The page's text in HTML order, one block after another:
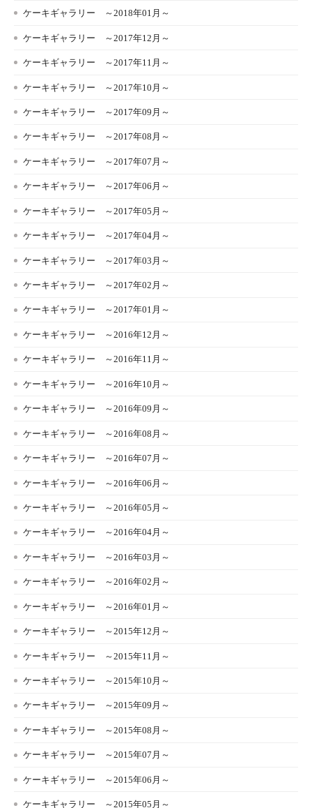
ケーキギャラリー ～2018年01月～
ケーキギャラリー ～2017年12月～
ケーキギャラリー ～2017年11月～
ケーキギャラリー ～2017年10月～
ケーキギャラリー ～2017年09月～
ケーキギャラリー ～2017年08月～
ケーキギャラリー ～2017年07月～
ケーキギャラリー ～2017年06月～
ケーキギャラリー ～2017年05月～
ケーキギャラリー ～2017年04月～
ケーキギャラリー ～2017年03月～
ケーキギャラリー ～2017年02月～
ケーキギャラリー ～2017年01月～
ケーキギャラリー ～2016年12月～
ケーキギャラリー ～2016年11月～
ケーキギャラリー ～2016年10月～
ケーキギャラリー ～2016年09月～
ケーキギャラリー ～2016年08月～
ケーキギャラリー ～2016年07月～
ケーキギャラリー ～2016年06月～
ケーキギャラリー ～2016年05月～
ケーキギャラリー ～2016年04月～
ケーキギャラリー ～2016年03月～
ケーキギャラリー ～2016年02月～
ケーキギャラリー ～2016年01月～
ケーキギャラリー ～2015年12月～
ケーキギャラリー ～2015年11月～
ケーキギャラリー ～2015年10月～
ケーキギャラリー ～2015年09月～
ケーキギャラリー ～2015年08月～
ケーキギャラリー ～2015年07月～
ケーキギャラリー ～2015年06月～
ケーキギャラリー ～2015年05月～